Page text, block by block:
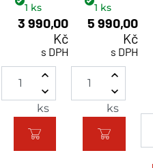
1 ks
3 990,00
Kč
s DPH
ks
1 ks
5 990,00
Kč
s DPH
ks